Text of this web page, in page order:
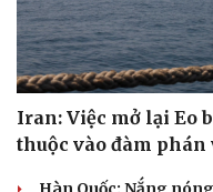
Doanh nghiệp
Thông tin doanh nghiệp
Doanh nghiệp 24h
Doanh nhân
Vì cộng đồng
Iran: Việc mở lại Eo
thuộc vào đàm phán